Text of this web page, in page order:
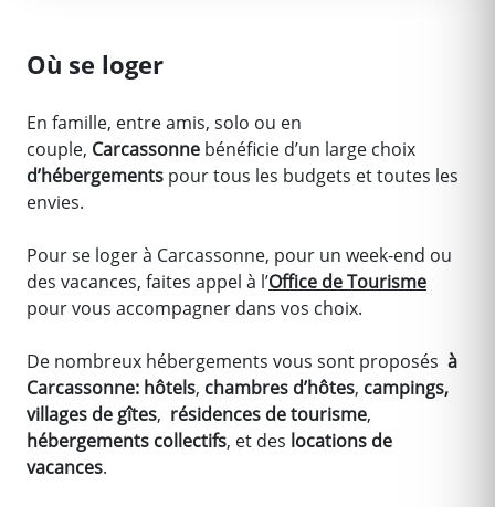
Où se loger
En famille, entre amis, solo ou en
couple, Carcassonne bénéficie d’un large choix
d’hébergements pour tous les budgets et toutes les
envies.
Pour se loger à Carcassonne, pour un week-end ou
des vacances, faites appel à l’Office de Tourisme
pour vous accompagner dans vos choix.
De nombreux hébergements vous sont proposés à
Carcassonne: hôtels, chambres d’hôtes, campings,
villages de gîtes, résidences de tourisme,
hébergements collectifs, et des locations de
vacances.